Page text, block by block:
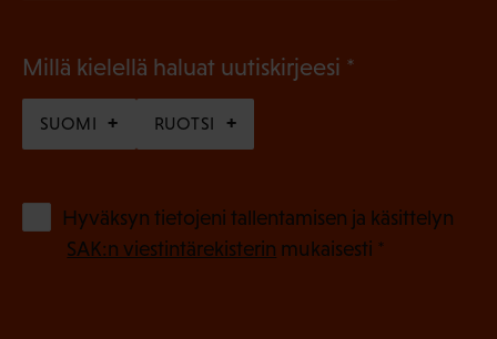
Millä kielellä haluat uutiskirjeesi
o
l
SUOMI RUOTSI
Hyväksyn tietojeni tallentamisen ja käsittelyn
SAK:n viestintärekisterin mukaisesti *